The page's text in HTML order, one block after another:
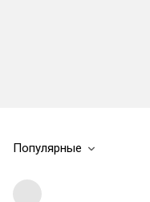
Популярные